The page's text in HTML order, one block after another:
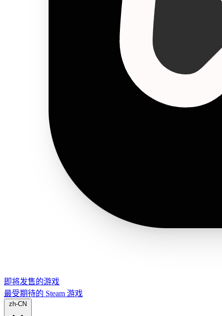
即将发售的游戏
最受期待的 Steam 游戏
zh-CN